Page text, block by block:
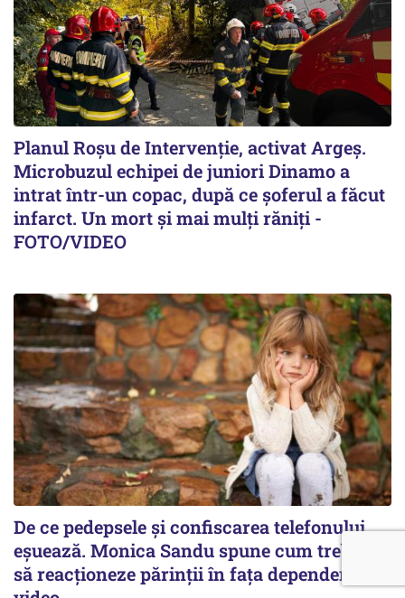
Planul Roşu de Intervenţie, activat Argeş.
Microbuzul echipei de juniori Dinamo a
intrat într-un copac, după ce șoferul a făcut
infarct. Un mort și mai mulți răniți -
FOTO/VIDEO
De ce pedepsele și confiscarea telefonului
eșuează. Monica Sandu spune cum trebuie
să reacționeze părinții în fața dependenței /